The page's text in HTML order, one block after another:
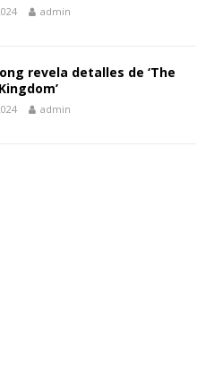
admin
revela detalles de ‘The
admin